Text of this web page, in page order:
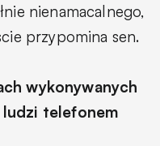
nienamacalnego,
przypomina sen.
wykonywanych
ludzi telefonem